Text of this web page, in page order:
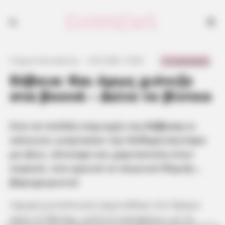
Εύβοια: Και όμως χιόνιζε
στα βουνά – Δείτε το βίντεο
Ενώ σε πολλές περιοχές της Εύβοιας
με ήλιο, σύννεφα και χαρταετούς στον
βαρυχειμωνιά
προς το Μετόχι, μετά το καταφύγιο, με το